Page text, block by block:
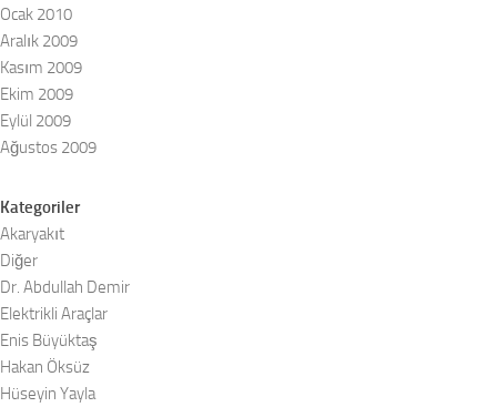
Ocak 2010
Aralık 2009
Kasım 2009
Ekim 2009
Eylül 2009
Ağustos 2009
Kategoriler
Akaryakıt
Diğer
Dr. Abdullah Demir
Elektrikli Araçlar
Enis Büyüktaş
Hakan Öksüz
Hüseyin Yayla